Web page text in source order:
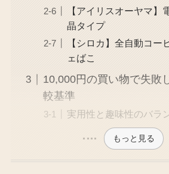
【アイリスオーヤマ】
晶タイプ
【シロカ】全自動コー
ェばこ
10,000円の買い物で失敗
較基準
実用性と趣味性のバラ
もっと見る